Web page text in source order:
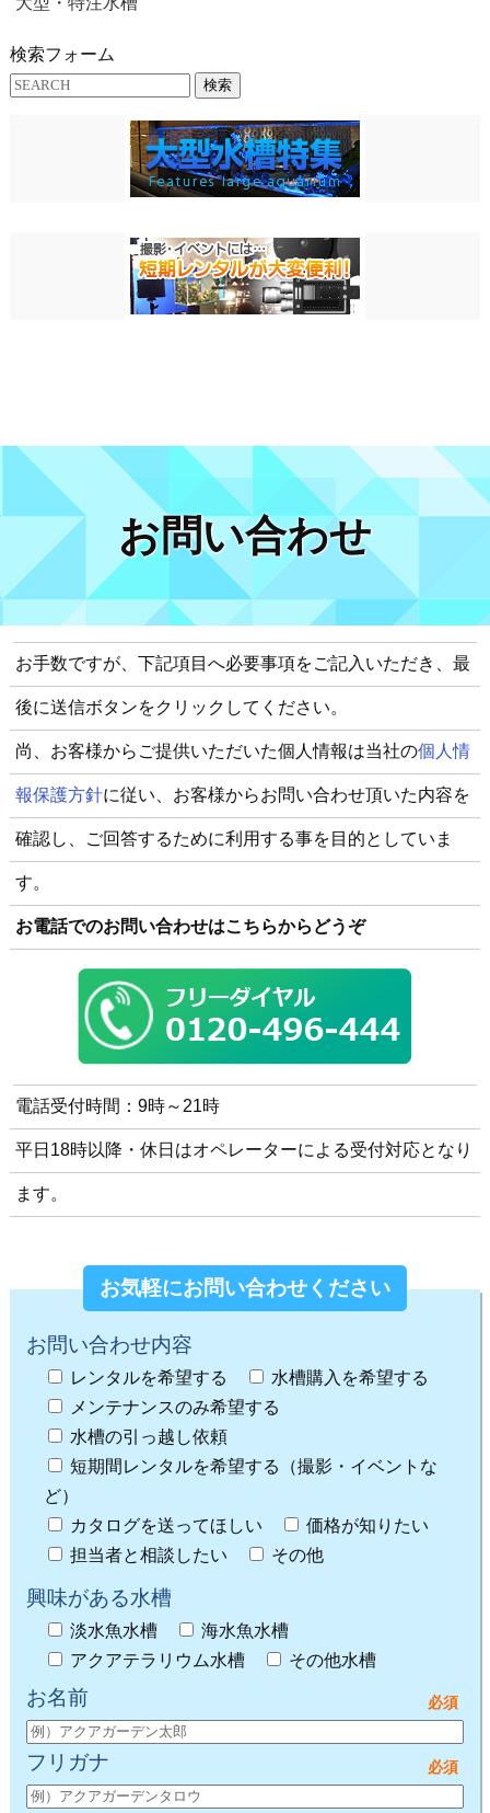
検索フォーム
検索
お問い合わせ
お手数ですが、下記項目へ必要事項をご記入いただき、最
後に送信ボタンをクリックしてください。
尚、お客様からご提供いただいた個人情報は当社の個人情
報保護方針に従い、お客様からお問い合わせ頂いた内容を
確認し、ご回答するために利用する事を目的としていま
す。
お電話でのお問い合わせはこちらからどうぞ
電話受付時間：9時～21時
平日18時以降・休日はオペレーターによる受付対応となり
ます。
お気軽にお問い合わせください
お問い合わせ内容
レンタルを希望する
水槽購入を希望する
メンテナンスのみ希望する
水槽の引っ越し依頼
短期間レンタルを希望する（撮影・イベントな
ど）
カタログを送ってほしい
価格が知りたい
担当者と相談したい
その他
興味がある水槽
淡水魚水槽
海水魚水槽
アクアテラリウム水槽
その他水槽
お名前
フリガナ